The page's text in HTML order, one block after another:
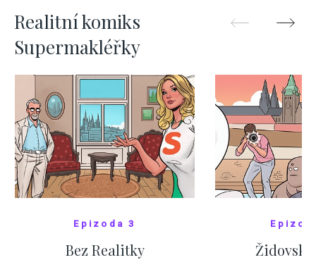
Realitní komiks
Supermakléřky
Epizoda 3
Bez Realitky